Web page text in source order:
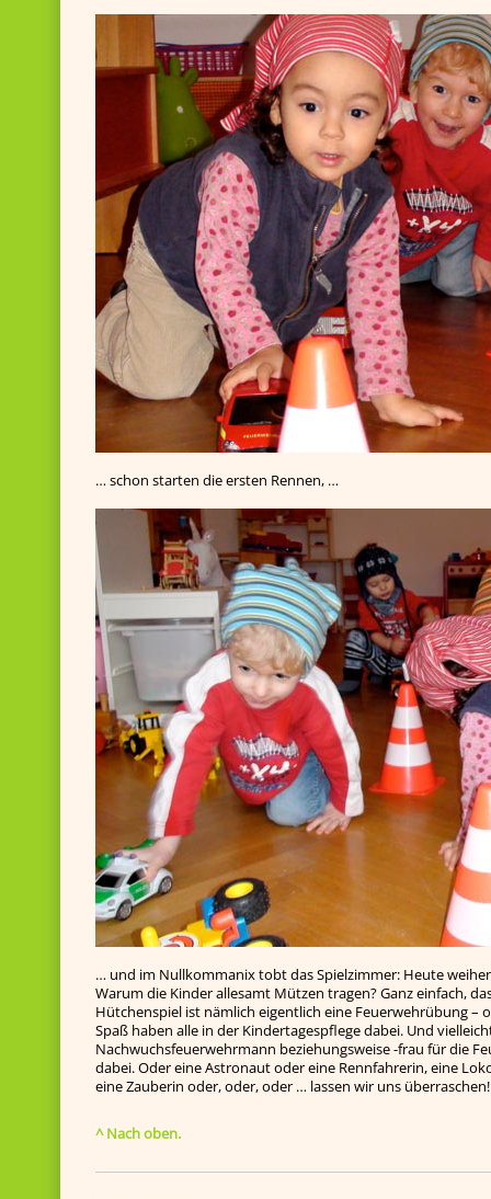
… schon starten die ersten Rennen, …
… und im Nullkommanix tobt das Spielzimmer: Heute
Warum die Kinder allesamt Mützen tragen? Ganz einfach,
Hütchenspiel ist nämlich eigentlich eine Feuerwehrübung –
Spaß haben alle in der Kindertagespflege dabei. Und
Nachwuchsfeuerwehrmann beziehungsweise -frau für die
dabei. Oder eine Astronaut oder eine Rennfahrerin, eine
eine Zauberin oder, oder, oder … lassen wir uns überraschen!
^ Nach oben.